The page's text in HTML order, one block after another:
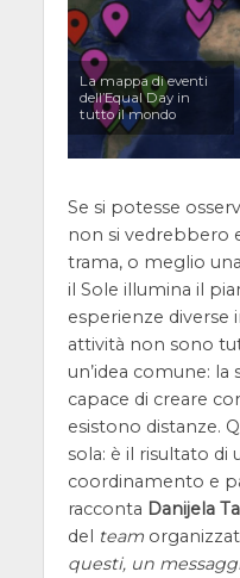
La mappa di eventi
dell’Equal Day in
tutto il mondo
Se si potesse
non si vedrebbero
trama, o meglio
il Sole illumina il
esperienze diverse
attività non sono
un’idea comune:
capace di creare
esistono distanze.
sola: è il risultato di
coordinamento e
racconta Danijela
del team
questi, un